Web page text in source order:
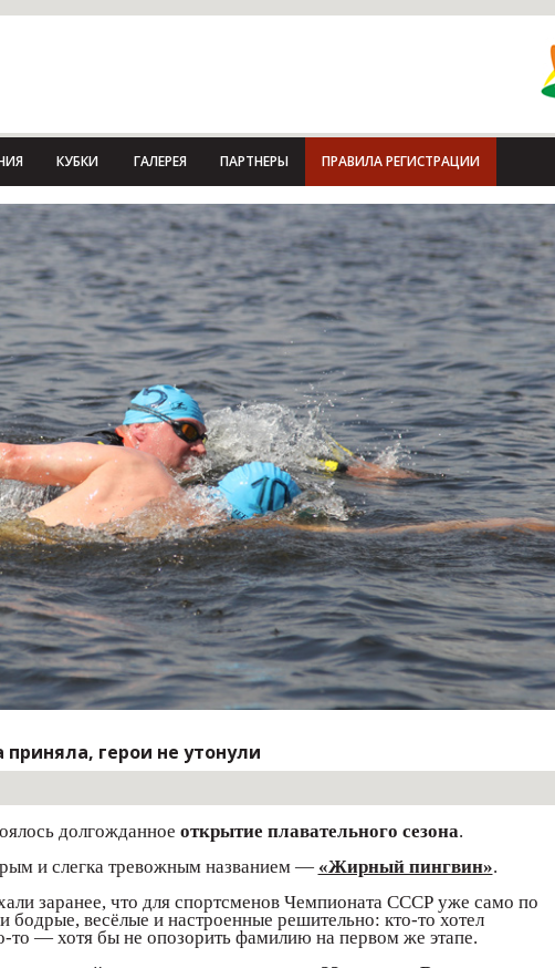
КУБКИ ГАЛЕРЕЯ ПАРТНЕРЫ ПРАВИЛА РЕГИСТРАЦИИ
герои не утонули
долгожданное открытие плавательного сезона.
и слегка тревожным названием — «Жирный пингвин».
заранее, что для спортсменов Чемпионата СССР уже само по
весёлые и настроенные решительно: кто-то хотел
то — хотя бы не опозорить фамилию на первом же этапе.